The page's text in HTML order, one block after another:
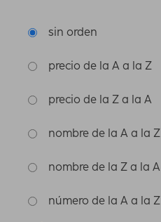
sin orden
precio de la A a la Z
precio de la Z a la A
nombre de la A a la Z
nombre de la Z a la A
número de la A a la Z